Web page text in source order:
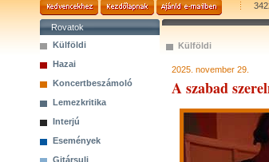
Rovatok
Külföldi
Hazai
Koncertbeszámoló
Lemezkritika
Interjú
Események
Gitársuli
Külföldi
2025. november 29.
A szabad